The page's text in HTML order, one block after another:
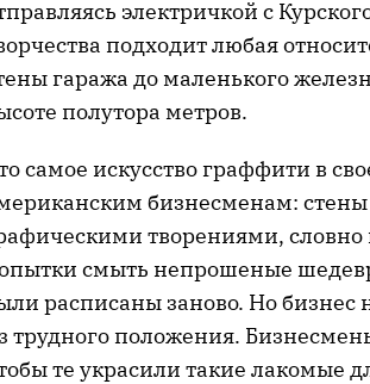
электричкой с
подходит любая
гаража до маленького
полутора метров.
самое искусство граффити в
бизнесменам:
творениями,
смыть непрошеные
расписаны заново. Но
трудного положения.
те украсили такие лакомые